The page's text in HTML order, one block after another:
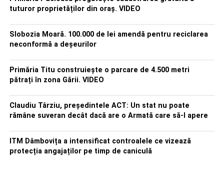
tuturor proprietăților din oraș. VIDEO
Slobozia Moară. 100.000 de lei amendă pentru reciclarea
neconformă a deșeurilor
Primăria Titu construiește o parcare de 4.500 metri
pătrați în zona Gării. VIDEO
Claudiu Târziu, președintele ACT: Un stat nu poate
rămâne suveran decât dacă are o Armată care să-l apere
ITM Dâmbovița a intensificat controalele ce vizează
protecția angajaților pe timp de caniculă